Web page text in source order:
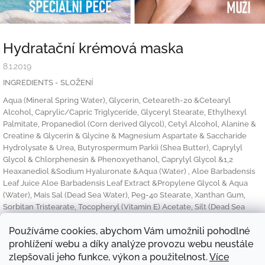
Používáme cookies, abychom Vám umožnili pohodlné
prohlížení webu a díky analýze provozu webu neustále
zlepšovali jeho funkce, výkon a použitelnost.Více
Hydratační krémová maska
8.1.2019
INGREDIENTS - SLOŽENÍ
Aqua (Mineral Spring Water), Glycerin, Ceteareth-20 &Cetearyl
Alcohol, Caprylic/Capric Triglyceride, Glyceryl Stearate, Ethylhexyl
Palmitate, Propanediol (Corn derived Glycol), Cetyl Alcohol, Alanine &
Creatine & Glycerin & Glycine & Magnesium Aspartate & Saccharide
Hydrolysate & Urea, Butyrospermum Parkii (Shea Butter), Caprylyl
Glycol & Chlorphenesin & Phenoxyethanol, Caprylyl Glycol &1,2
Heaxanediol &Sodium Hyaluronate &Aqua (Water) , Aloe Barbadensis
Leaf Juice Aloe Barbadensis Leaf Extract &Propylene Glycol & Aqua
(Water), Mais Sal (Dead Sea Water), Peg-40 Stearate, Xanthan Gum,
Sorbitan Tristearate, Tocopheryl (Vitamin E) Acetate, Silt (Dead Sea
Tocopherol (Vitamin E), Limonene, Benzyl Salicylate, Linalool,
Hydroxycitronellal.